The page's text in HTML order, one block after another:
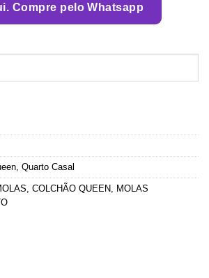
Compre pelo Whatsapp
Quarto Casal
COLCHÃO QUEEN MOLAS